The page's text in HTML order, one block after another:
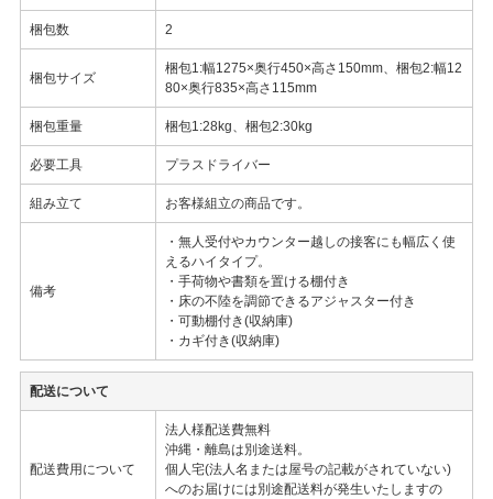
梱包数 2
梱包サイズ
梱包1:幅1275×奥行450×高さ150mm、梱包2:幅12
80×奥行835×高さ115mm
梱包重量 梱包1:28kg、梱包2:30kg
必要工具 プラスドライバー
組み立て お客様組立の商品です。
備考
・無人受付やカウンター越しの接客にも幅広く使
えるハイタイプ。
・手荷物や書類を置ける棚付き
・床の不陸を調節できるアジャスター付き
・可動棚付き(収納庫)
・カギ付き(収納庫)
配送について
配送費用について
法人様配送費無料
沖縄・離島は別途送料。
個人宅(法人名または屋号の記載がされていない)
へのお届けには別途配送料が発生いたしますの